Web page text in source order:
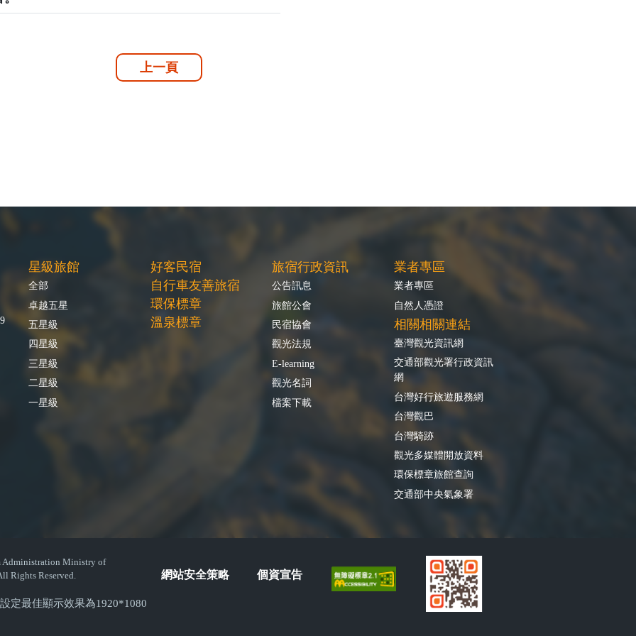
上一頁
星級旅館
全部
卓越五星
五星級
四星級
三星級
二星級
一星級
好客民宿
自行車友善旅宿
環保標章
溫泉標章
旅宿行政資訊
公告訊息
旅館公會
民宿協會
觀光法規
E-learning
觀光名詞
檔案下載
業者專區
業者專區
自然人憑證
相關相關連結
臺灣觀光資訊網
交通部觀光署行政資訊
網
台灣好行旅遊服務網
台灣觀巴
台灣騎跡
觀光多媒體開放資料
環保標章旅館查詢
交通部中央氣象署
Ministry of
Rights Reserved.
定最佳顯示效果為1920*1080
網站安全策略 個資宣告